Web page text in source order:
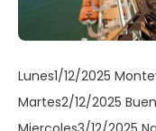
Lunes1/12/2025
Martes2/12/2025